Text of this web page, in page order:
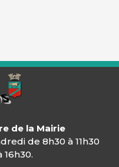
de la Mairie
de 8h30 à 11h30
16h30.